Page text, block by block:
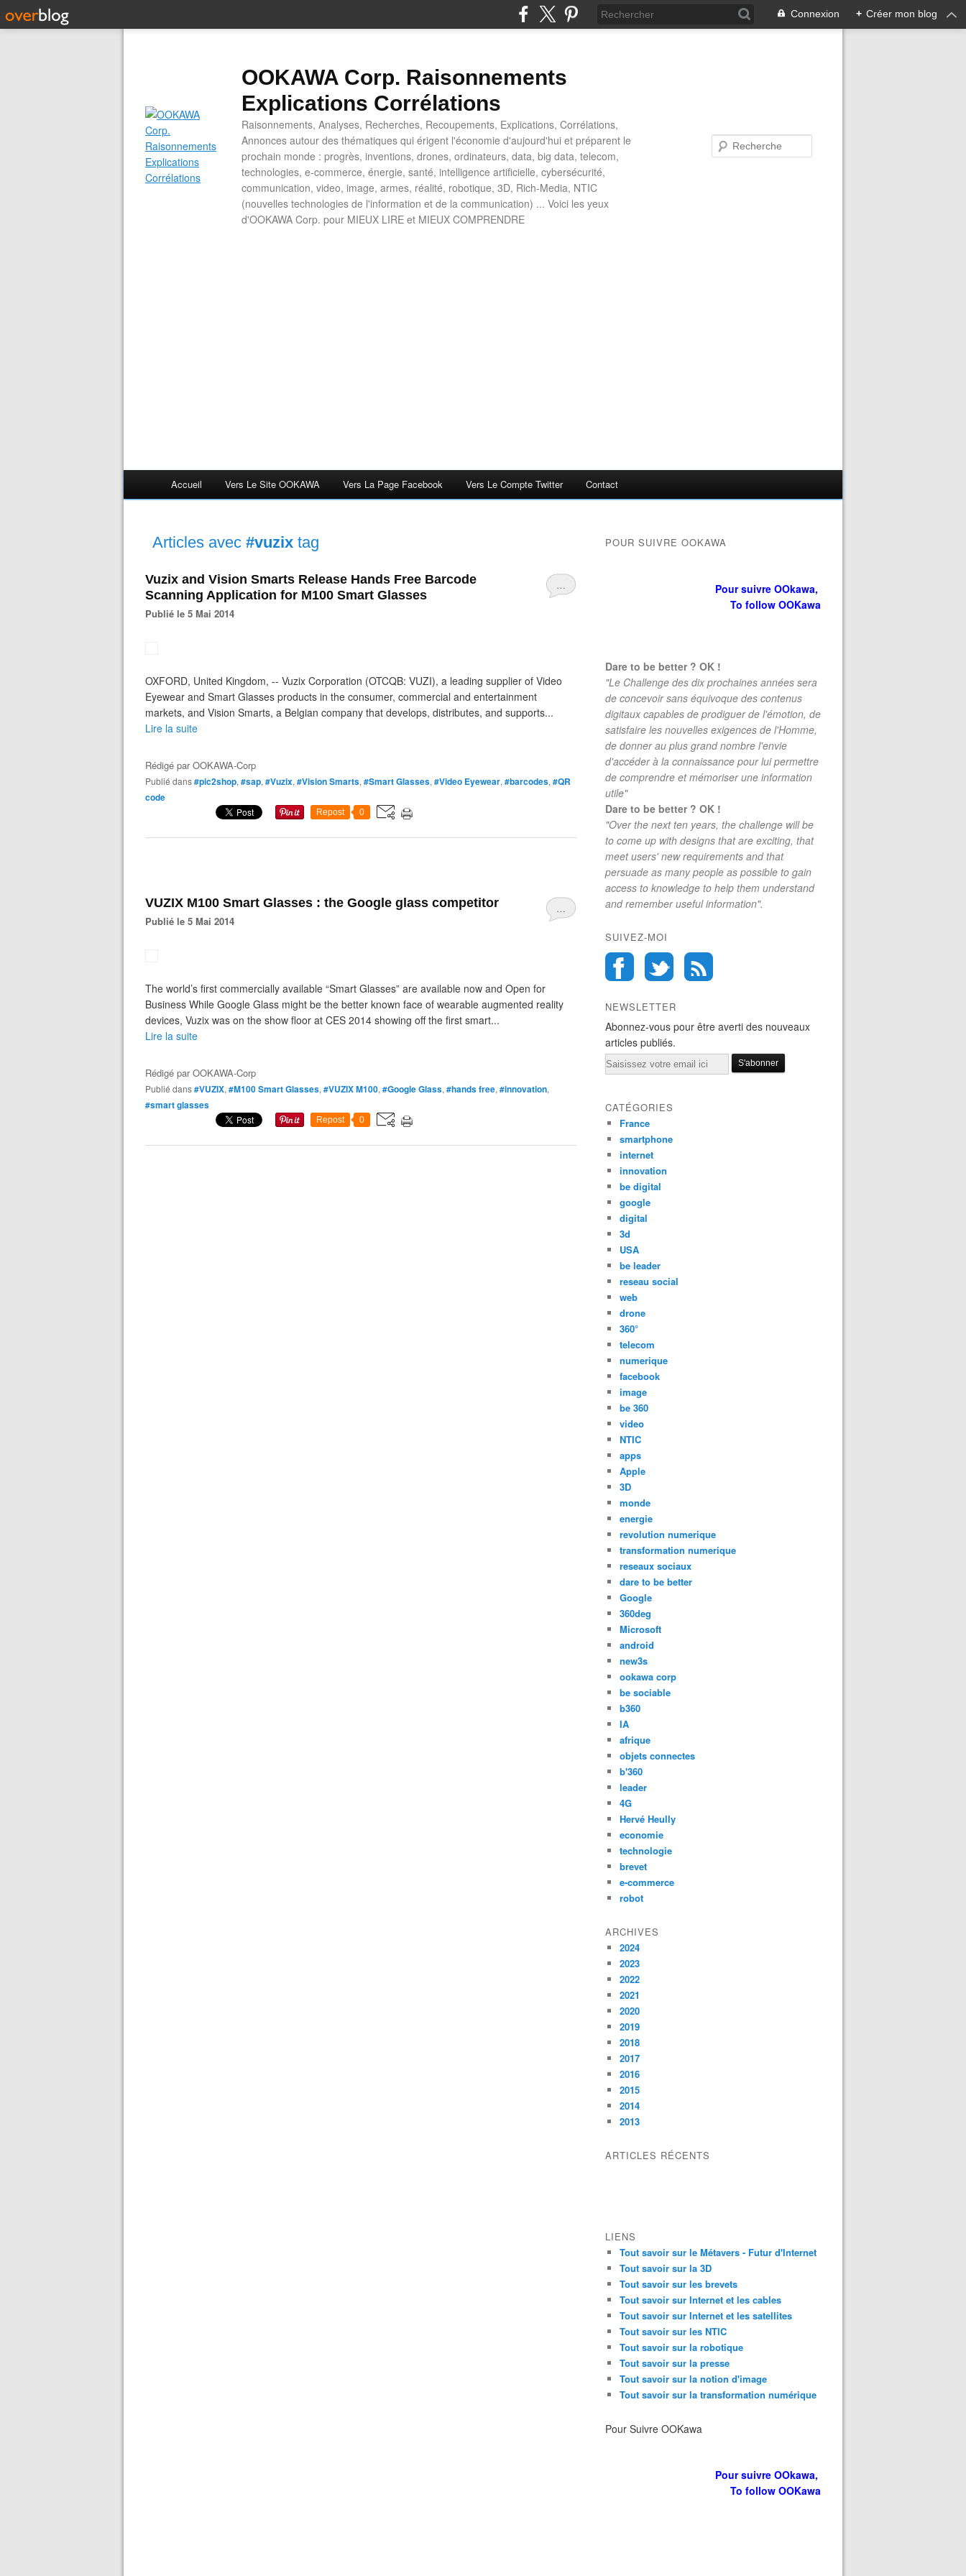
Connexion + Créer mon blog
OOKAWA Corp. Raisonnements
Explications Corrélations
Raisonnements, Analyses, Recherches, Recoupements, Explications, Corrélations,
Annonces autour des thématiques qui érigent l'économie d'aujourd'hui et préparent le
prochain monde : progrès, inventions, drones, ordinateurs, data, big data, telecom,
technologies, e-commerce, énergie, santé, intelligence artificielle, cybersécurité,
communication, video, image, armes, réalité, robotique, 3D, Rich-Media, NTIC
(nouvelles technologies de l'information et de la communication) ... Voici les yeux
d'OOKAWA Corp. pour MIEUX LIRE et MIEUX COMPRENDRE
Accueil Vers Le Site OOKAWA Vers La Page Facebook Vers Le Compte Twitter Contact
Articles avec #vuzix tag
…
Vuzix and Vision Smarts Release Hands Free Barcode
Scanning Application for M100 Smart Glasses
Publié le 5 Mai 2014
OXFORD, United Kingdom, -- Vuzix Corporation (OTCQB: VUZI), a leading supplier of Video
Eyewear and Smart Glasses products in the consumer, commercial and entertainment
markets, and Vision Smarts, a Belgian company that develops, distributes, and supports...
Lire la suite
Rédigé parOOKAWA-Corp
Publié dans#pic2shop, #sap, #Vuzix, #Vision Smarts, #Smart Glasses, #Video Eyewear, #barcodes, #QR
code
Repost 0
…
VUZIX M100 Smart Glasses : the Google glass competitor
Publié le 5 Mai 2014
The world’s first commercially available “Smart Glasses” are available now and Open for
Business While Google Glass might be the better known face of wearable augmented reality
devices, Vuzix was on the show floor at CES 2014 showing off the first smart...
Lire la suite
Rédigé parOOKAWA-Corp
Publié dans#VUZIX, #M100 Smart Glasses, #VUZIX M100, #Google Glass, #hands free, #innovation,
#smart glasses
Repost 0
POUR SUIVRE OOKAWA
Pour suivre OOkawa,
To follow OOKawa
Dare to be better ? OK !
"Le Challenge des dix prochaines années sera
de concevoir sans équivoque des contenus
digitaux capables de prodiguer de l'émotion, de
satisfaire les nouvelles exigences de l'Homme,
de donner au plus grand nombre l'envie
d'accéder à la connaissance pour lui permettre
de comprendre et mémoriser une information
utile"
Dare to be better ? OK !
"Over the next ten years, the challenge will be
to come up with designs that are exciting, that
meet users' new requirements and that
persuade as many people as possible to gain
access to knowledge to help them understand
and remember useful information".
SUIVEZ-MOI
NEWSLETTER
Abonnez-vous pour être averti des nouveaux
articles publiés.
Email
CATÉGORIES
France
smartphone
internet
innovation
be digital
google
digital
3d
USA
be leader
reseau social
web
drone
360°
telecom
numerique
facebook
image
be 360
video
NTIC
apps
Apple
3D
monde
energie
revolution numerique
transformation numerique
reseaux sociaux
dare to be better
Google
360deg
Microsoft
android
new3s
ookawa corp
be sociable
b360
IA
afrique
objets connectes
b'360
leader
4G
Hervé Heully
economie
technologie
brevet
e-commerce
robot
ARCHIVES
2024
2023
2022
2021
2020
2019
2018
2017
2016
2015
2014
2013
ARTICLES RÉCENTS
LIENS
Tout savoir sur le Métavers - Futur d'Internet
Tout savoir sur la 3D
Tout savoir sur les brevets
Tout savoir sur Internet et les cables
Tout savoir sur Internet et les satellites
Tout savoir sur les NTIC
Tout savoir sur la robotique
Tout savoir sur la presse
Tout savoir sur la notion d'image
Tout savoir sur la transformation numérique
Pour Suivre OOKawa
Pour suivre OOkawa,
To follow OOKawa